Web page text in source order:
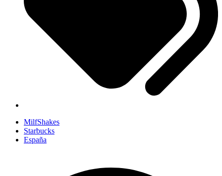
MilfShakes
Starbucks
España